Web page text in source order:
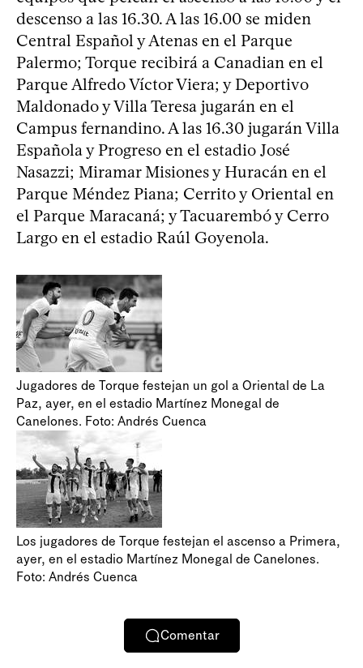
descenso a las 16.30. A las 16.00 se miden
Central Español y Atenas en el Parque
Palermo; Torque recibirá a Canadian en el
Parque Alfredo Víctor Viera; y Deportivo
Maldonado y Villa Teresa jugarán en el
Campus fernandino. A las 16.30 jugarán Villa
Española y Progreso en el estadio José
Nasazzi; Miramar Misiones y Huracán en el
Parque Méndez Piana; Cerrito y Oriental en
el Parque Maracaná; y Tacuarembó y Cerro
Largo en el estadio Raúl Goyenola.
Jugadores de Torque festejan un gol a Oriental de La
Paz, ayer, en el estadio Martínez Monegal de
Canelones. Foto: Andrés Cuenca
Los jugadores de Torque festejan el ascenso a Primera,
ayer, en el estadio Martínez Monegal de Canelones.
Foto: Andrés Cuenca
Comentar